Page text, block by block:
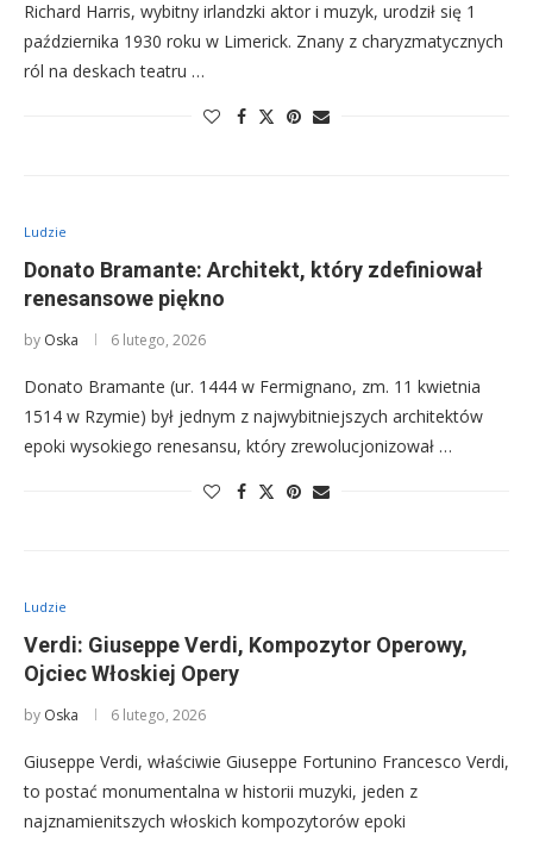
Richard Harris, wybitny irlandzki aktor i muzyk, urodził się 1
października 1930 roku w Limerick. Znany z charyzmatycznych
ról na deskach teatru …
Ludzie
Donato Bramante: Architekt, który zdefiniował
renesansowe piękno
by Oska 6 lutego, 2026
Donato Bramante (ur. 1444 w Fermignano, zm. 11 kwietnia
1514 w Rzymie) był jednym z najwybitniejszych architektów
epoki wysokiego renesansu, który zrewolucjonizował …
Ludzie
Verdi: Giuseppe Verdi, Kompozytor Operowy,
Ojciec Włoskiej Opery
by Oska 6 lutego, 2026
Giuseppe Verdi, właściwie Giuseppe Fortunino Francesco Verdi,
to postać monumentalna w historii muzyki, jeden z
najznamienitszych włoskich kompozytorów epoki